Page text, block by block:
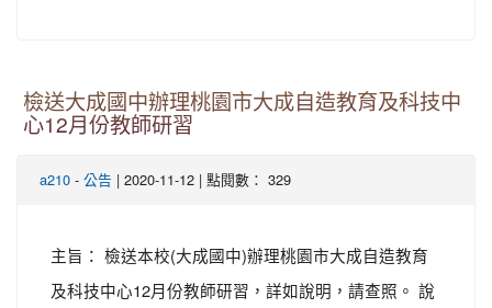
檢送大成國中辦理桃園市大成自造教育及科技中
心12月份教師研習
a210 - 公告 | 2020-11-12 | 點閱數： 329
主旨： 檢送本校(大成國中)辦理桃園市大成自造教育
及科技中心12月份教師研習，詳如說明，請查照。 說